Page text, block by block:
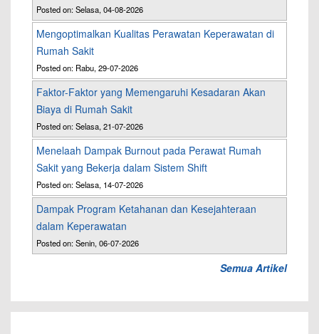
Posted on: Selasa, 04-08-2026
Mengoptimalkan Kualitas Perawatan Keperawatan di
Rumah Sakit
Posted on: Rabu, 29-07-2026
Faktor-Faktor yang Memengaruhi Kesadaran Akan
Biaya di Rumah Sakit
Posted on: Selasa, 21-07-2026
Menelaah Dampak Burnout pada Perawat Rumah
Sakit yang Bekerja dalam Sistem Shift
Posted on: Selasa, 14-07-2026
Dampak Program Ketahanan dan Kesejahteraan
dalam Keperawatan
Posted on: Senin, 06-07-2026
Semua Artikel